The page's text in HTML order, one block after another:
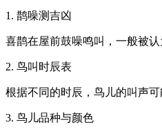
1. 鹊噪测吉凶
喜鹊在屋前鼓噪鸣叫，一般被
2. 鸟叫时辰表
根据不同的时辰，鸟儿的叫声
3. 鸟儿品种与颜色